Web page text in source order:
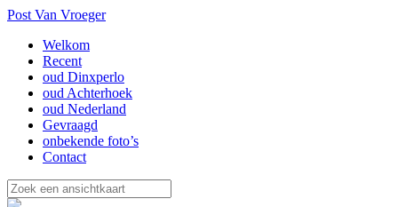
Post Van Vroeger
Welkom
Recent
oud Dinxperlo
oud Achterhoek
oud Nederland
Gevraagd
onbekende foto’s
Contact